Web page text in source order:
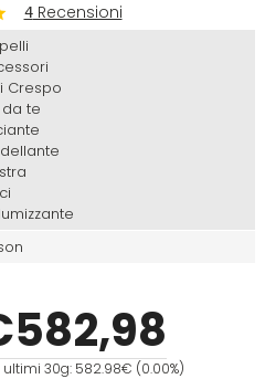
Edelstein
Eksperience
Elgon
Estas
4Recensioni
Crespo
da te
582,98
30g: 582.98€ (0.00%)